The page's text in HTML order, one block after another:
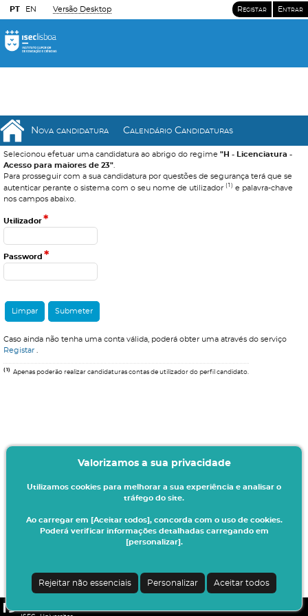
PT EN Versão Desktop Registar Entrar
Nova candidatura Calendário Candidaturas
Selecionou efetuar uma candidatura ao abrigo do regime "H - Licenciatura -
Acesso para maiores de 23"
Para prosseguir com a sua candidatura por questões de segurança terá que se
autenticar perante o sistema com o seu nome de utilizador (1) e palavra-chave
nos campos abaixo.
Utilizador*
Password *
Caso ainda não tenha uma conta válida, poderá obter uma através do serviço
Registar
(1) Apenas poderão realizar candidaturas contas de utilizador do perfil candidato.
Valorizamos a sua privacidade
Utilizamos cookies para melhorar a sua experiência e analisar o
tráfego do site.
Ao carregar em [Aceitar todos], concorda com o uso de cookies.
Poderá verificar informações detalhadas carregando em
[personalizar].
Rejeitar não essenciais Personalizar Aceitar todos